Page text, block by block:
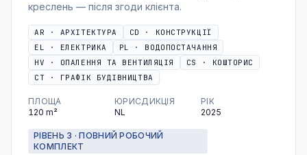
креслень — після згоди клієнта.
AR · АРХІТЕКТУРА CD ·
КОНСТРУКЦІЇ
EL
· ЕЛЕКТРИКА PL · ВОДОПОСТАЧАННЯ
HV · ОПАЛЕННЯ ТА ВЕНТИЛЯЦІЯ CS · КОШТОРИС
CT · ГРАФІК БУДІВНИЦТВА
ПЛОЩА
120 m²
ЮРИСДИКЦІЯ
NL
РІК
2025
РІВЕНЬ 3 · ПОВНИЙ РОБОЧИЙ
КОМПЛЕКТ